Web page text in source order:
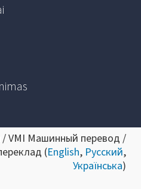
/ VMI Машинный перевод /
(English, Русский,
Українська)